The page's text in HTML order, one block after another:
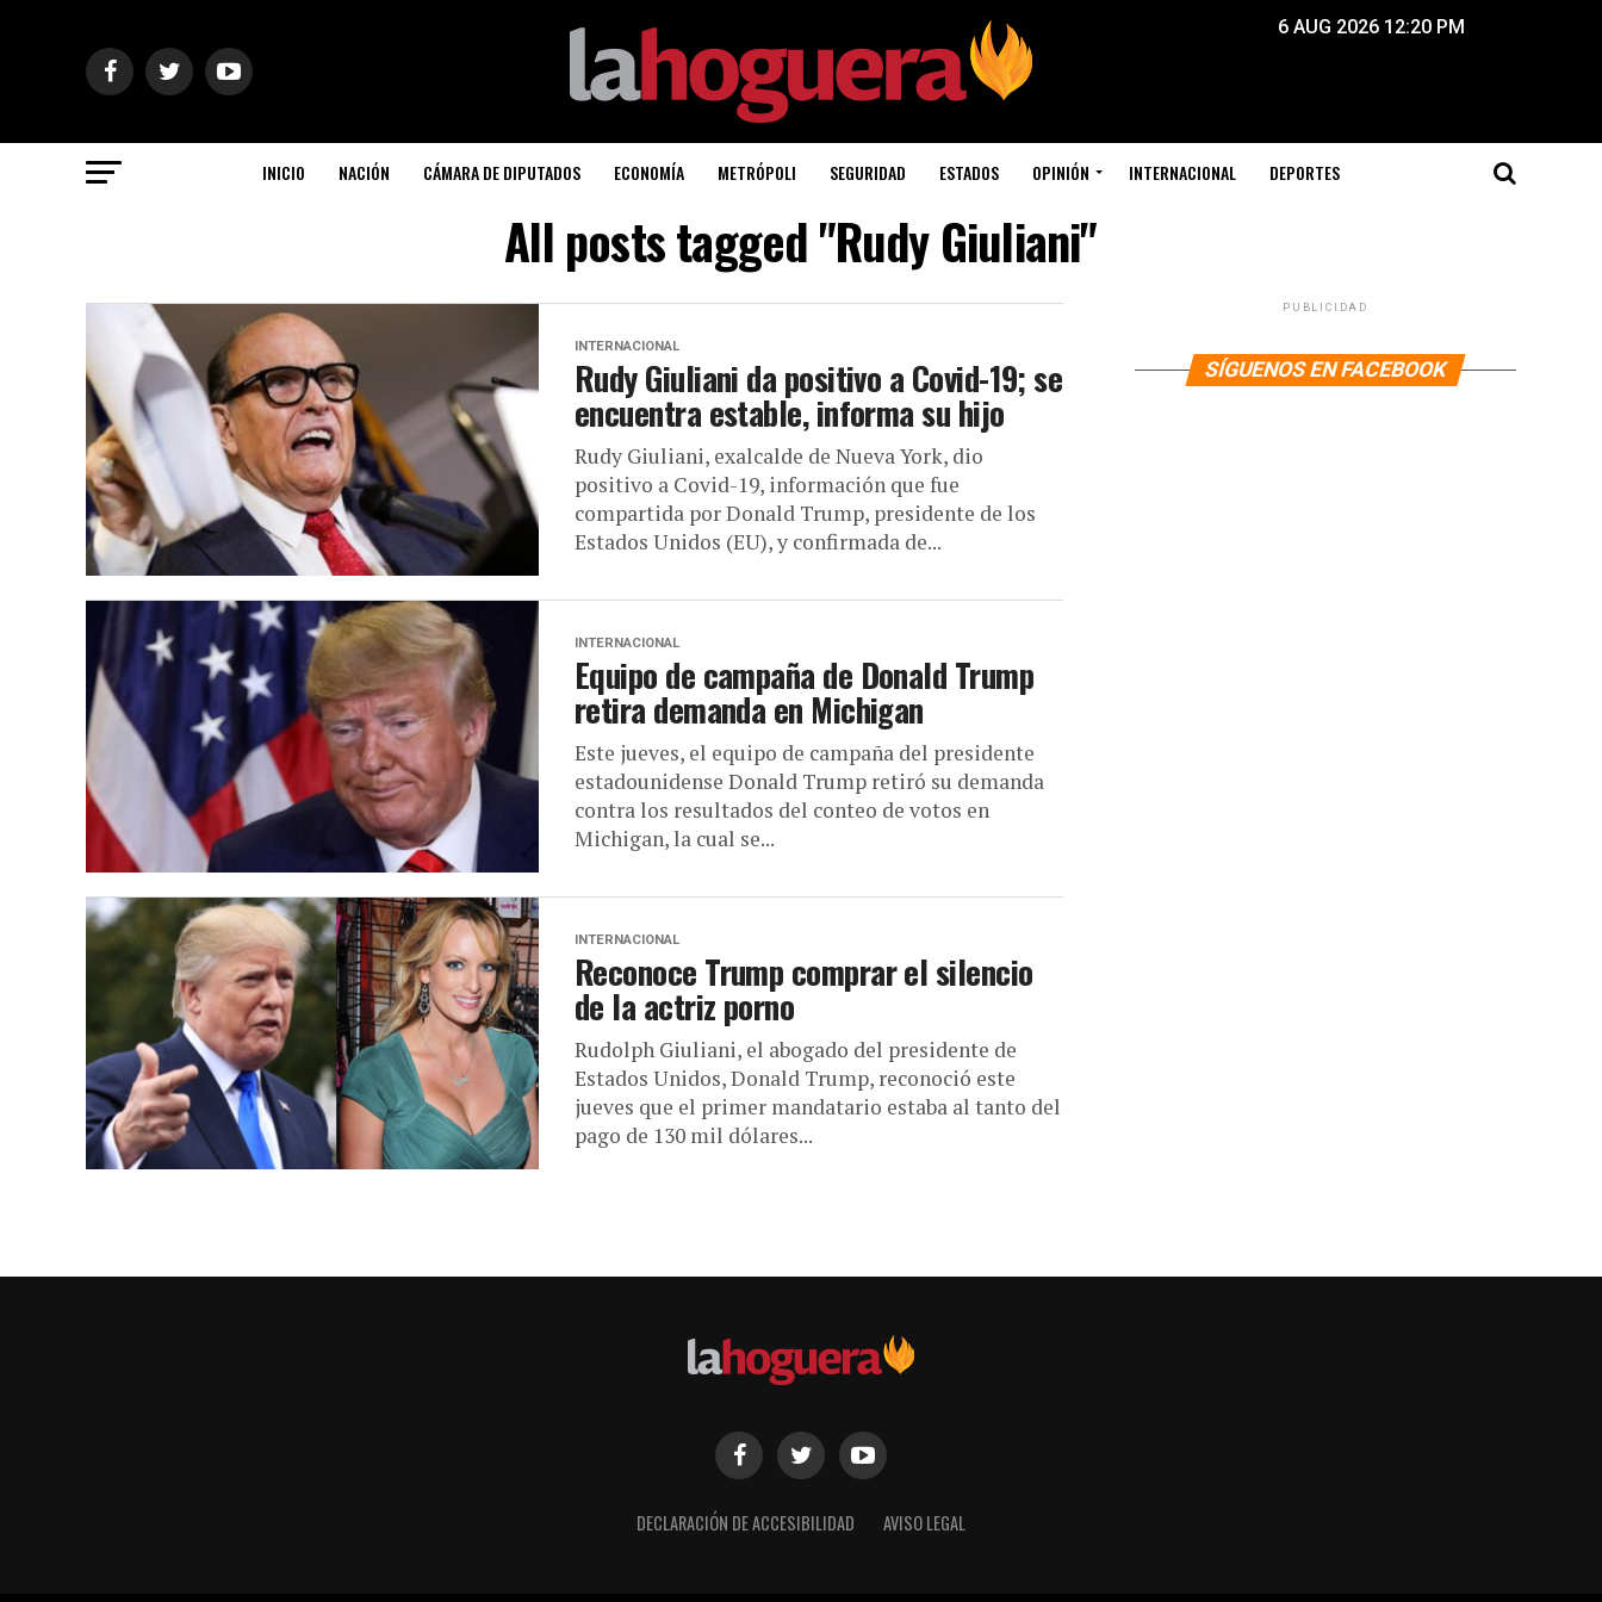
6 AUG 2026 12:20 PM
INICIO NACIÓN CÁMARA DE DIPUTADOS ECONOMÍA METRÓPOLI SEGURIDAD ESTADOS OPINIÓN INTERNACIONAL DEPORTES
All posts tagged "Rudy Giuliani"
INTERNACIONAL
Rudy Giuliani da positivo a Covid-19; se
encuentra estable, informa su hijo
Rudy Giuliani, exalcalde de Nueva York, dio
positivo a Covid-19, información que fue
compartida por Donald Trump, presidente de los
Estados Unidos (EU), y confirmada de...
INTERNACIONAL
Equipo de campaña de Donald Trump
retira demanda en Michigan
Este jueves, el equipo de campaña del presidente
estadounidense Donald Trump retiró su demanda
contra los resultados del conteo de votos en
Michigan, la cual se...
INTERNACIONAL
Reconoce Trump comprar el silencio
de la actriz porno
Rudolph Giuliani, el abogado del presidente de
Estados Unidos, Donald Trump, reconoció este
jueves que el primer mandatario estaba al tanto del
pago de 130 mil dólares...
PUBLICIDAD
SÍGUENOS EN FACEBOOK
DECLARACIÓN DE ACCESIBILIDAD AVISO LEGAL